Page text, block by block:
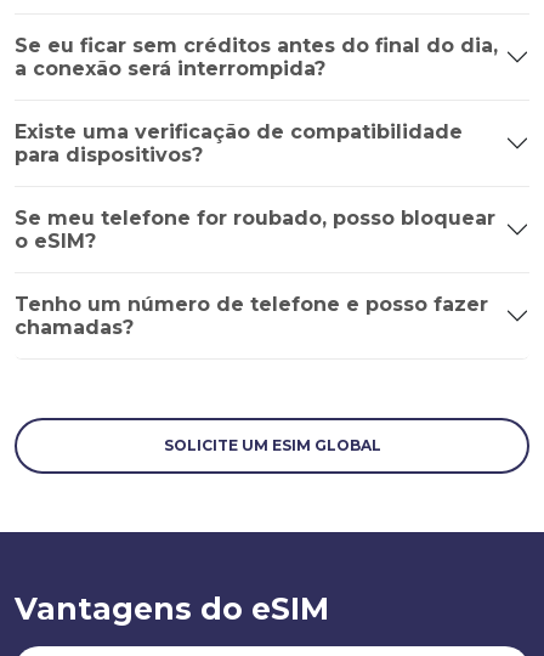
Se eu ficar sem créditos antes do final do dia,
a conexão será interrompida?
Existe uma verificação de compatibilidade
para dispositivos?
Se meu telefone for roubado, posso bloquear
o eSIM?
Tenho um número de telefone e posso fazer
chamadas?
SOLICITE UM ESIM GLOBAL
Vantagens do eSIM